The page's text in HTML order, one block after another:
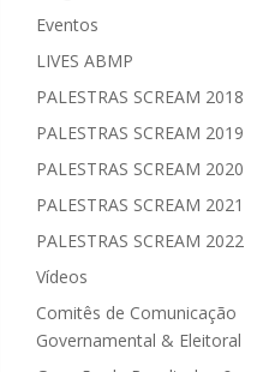
Eventos
LIVES ABMP
PALESTRAS SCREAM 2018
PALESTRAS SCREAM 2019
PALESTRAS SCREAM 2020
PALESTRAS SCREAM 2021
PALESTRAS SCREAM 2022
Vídeos
Comitês de Comunicação
Governamental & Eleitoral